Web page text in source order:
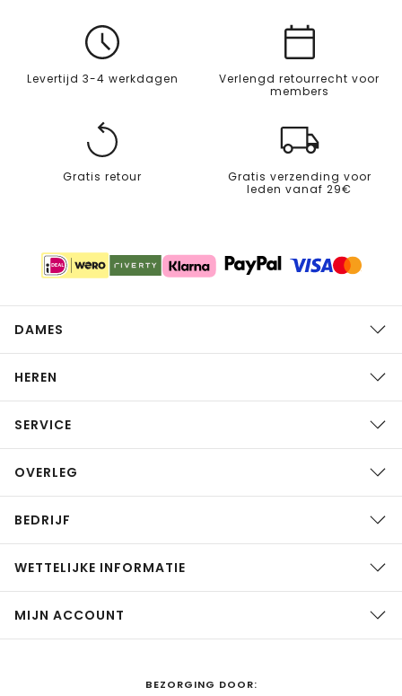
Levertijd 3-4 werkdagen
Verlengd retourrecht voor
members
Gratis retour
Gratis verzending voor
leden vanaf 29€
DAMES
HEREN
SERVICE
OVERLEG
BEDRIJF
WETTELIJKE INFORMATIE
MIJN ACCOUNT
BEZORGING DOOR: